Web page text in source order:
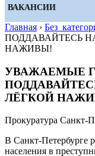
ВАКАНСИИ
Главная ›
ПОДДАВАЙТЕСЬ
НАЖИВЫ!
УВАЖАЕМЫЕ
ЛЁГКОЙ
Прокуратура Санкт-
В Санкт-Петербурге
населения в